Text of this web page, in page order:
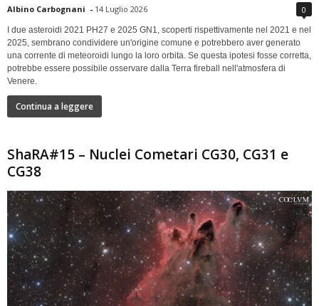
Albino Carbognani - 14 Luglio 2026 0
I due asteroidi 2021 PH27 e 2025 GN1, scoperti rispettivamente nel 2021 e nel
2025, sembrano condividere un'origine comune e potrebbero aver generato
una corrente di meteoroidi lungo la loro orbita. Se questa ipotesi fosse corretta,
potrebbe essere possibile osservare dalla Terra fireball nell'atmosfera di
Venere.
Continua a leggere
ShaRA#15 – Nuclei Cometari CG30, CG31 e
CG38